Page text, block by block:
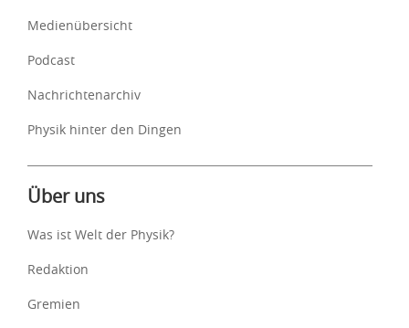
Medienübersicht
Podcast
Nachrichtenarchiv
Physik hinter den Dingen
Über uns
Was ist Welt der Physik?
Redaktion
Gremien